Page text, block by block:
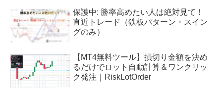
保護中: 勝率高めたい人は絶対見て！
直近トレード（鉄板パターン・スイン
グのみ）
【MT4無料ツール】損切り金額を決め
るだけでロット自動計算＆ワンクリッ
ク発注｜RiskLotOrder